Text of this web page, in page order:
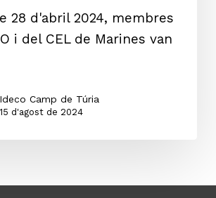
28 d'abril 2024, membres
i del CEL de Marines van
Ideco Camp de Túria
15 d'agost de 2024